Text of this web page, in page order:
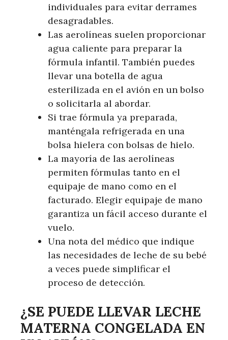
individuales para evitar derrames
desagradables.
Las aerolíneas suelen proporcionar
agua caliente para preparar la
fórmula infantil. También puedes
llevar una botella de agua
esterilizada en el avión en un bolso
o solicitarla al abordar.
Si trae fórmula ya preparada,
manténgala refrigerada en una
bolsa hielera con bolsas de hielo.
La mayoría de las aerolíneas
permiten fórmulas tanto en el
equipaje de mano como en el
facturado. Elegir equipaje de mano
garantiza un fácil acceso durante el
vuelo.
Una nota del médico que indique
las necesidades de leche de su bebé
a veces puede simplificar el
proceso de detección.
¿SE PUEDE LLEVAR LECHE
MATERNA CONGELADA EN